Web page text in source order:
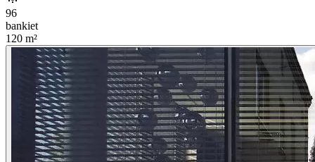
96
bankiet
120 m²